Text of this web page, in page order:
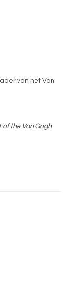
van het Van
the Van Gogh